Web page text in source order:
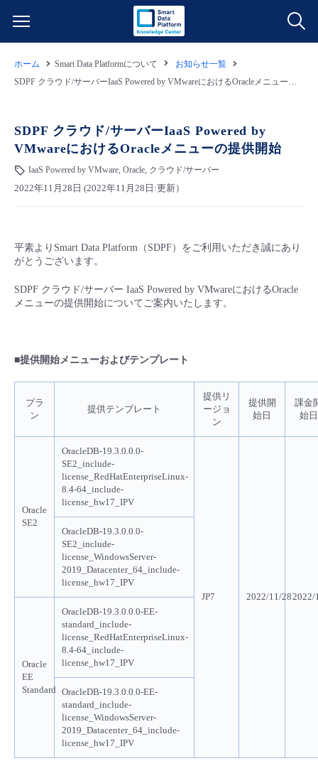
クラウド/サーバー
ネットワーク
管理機能
データ利活用
クラウド/サーバー
サポート
すべてのメニューを見る
料金情報
料金シミュレーター
IoT
サポート
すべてのメニューを見る
ご利用開始ガイド
- 新規お申し込み方法
- 初期設定・確認
- 登録情報の管理
- APIリファレンス
■ 基本構築ガイド
- クラウド / サーバー
- Flexible InterConnect
- Flexible Remote Access
- vUTM2
- データと分析
- リモートワーク
- ITインフラストラクチャー
- その他
故障/メンテナンス履歴
定期メンテナンス
販売パートナー向けプログラム
ホーム Smart Data Platformについて
お知らせ一覧
SDPF クラウド/サーバーIaaS Powered by VMwareにおけるOracleメニューの提供開始
SDPF クラウド/サーバーIaaS Powered by
VMwareにおけるOracleメニューの提供開始
IaaS Powered by VMware, Oracle, クラウド/サーバー
2022年11月28日 (2022年11月28日:更新）
平素よりSmart Data Platform（SDPF）をご利用いただき誠にあり
がとうございます。
SDPF クラウド/サーバー IaaS Powered by VMwareにおけるOracle
メニューの提供開始についてご案内いたします。
■提供開始メニューおよびテンプレート
プラ
ン
提供テンプレート
提供リ
ージョ
ン
提供開
始日
課金
始日
Oracle
SE2
OracleDB-19.3.0.0.0-
SE2_include-
license_RedHatEnterpriseLinux-
8.4-64_include-
license_hw17_IPV
JP7 2022/11/282022/
OracleDB-19.3.0.0.0-
SE2_include-
license_WindowsServer-
2019_Datacenter_64_include-
license_hw17_IPV
Oracle
EE
Standard
OracleDB-19.3.0.0.0-EE-
standard_include-
license_RedHatEnterpriseLinux-
8.4-64_include-
license_hw17_IPV
OracleDB-19.3.0.0.0-EE-
standard_include-
license_WindowsServer-
2019_Datacenter_64_include-
license_hw17_IPV